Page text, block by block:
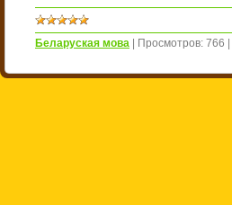
Беларуская мова Просмотров: 766